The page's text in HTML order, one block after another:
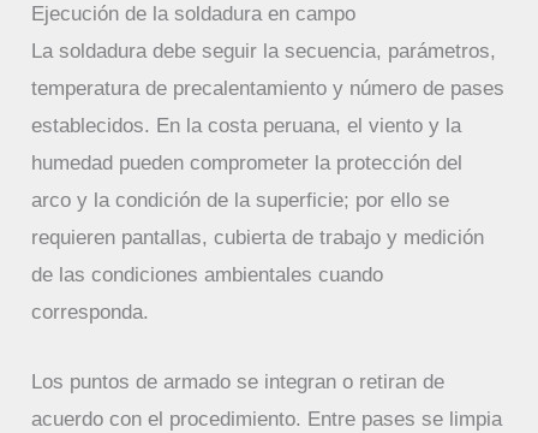
Ejecución de la soldadura en campo
La soldadura debe seguir la secuencia, parámetros,
temperatura de precalentamiento y número de pases
establecidos. En la costa peruana, el viento y la
humedad pueden comprometer la protección del
arco y la condición de la superficie; por ello se
requieren pantallas, cubierta de trabajo y medición
de las condiciones ambientales cuando
corresponda.
Los puntos de armado se integran o retiran de
acuerdo con el procedimiento. Entre pases se limpia